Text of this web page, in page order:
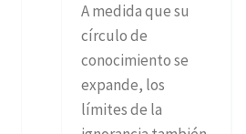
A medida que su
círculo de
conocimiento se
expande, los
límites de la